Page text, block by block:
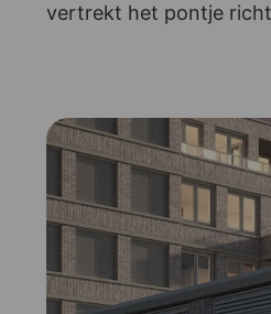
vertrekt het pontje